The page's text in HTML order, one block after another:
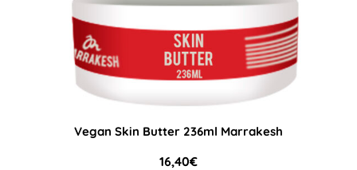
Vegan Skin Butter 236ml Marrakesh
16,40€